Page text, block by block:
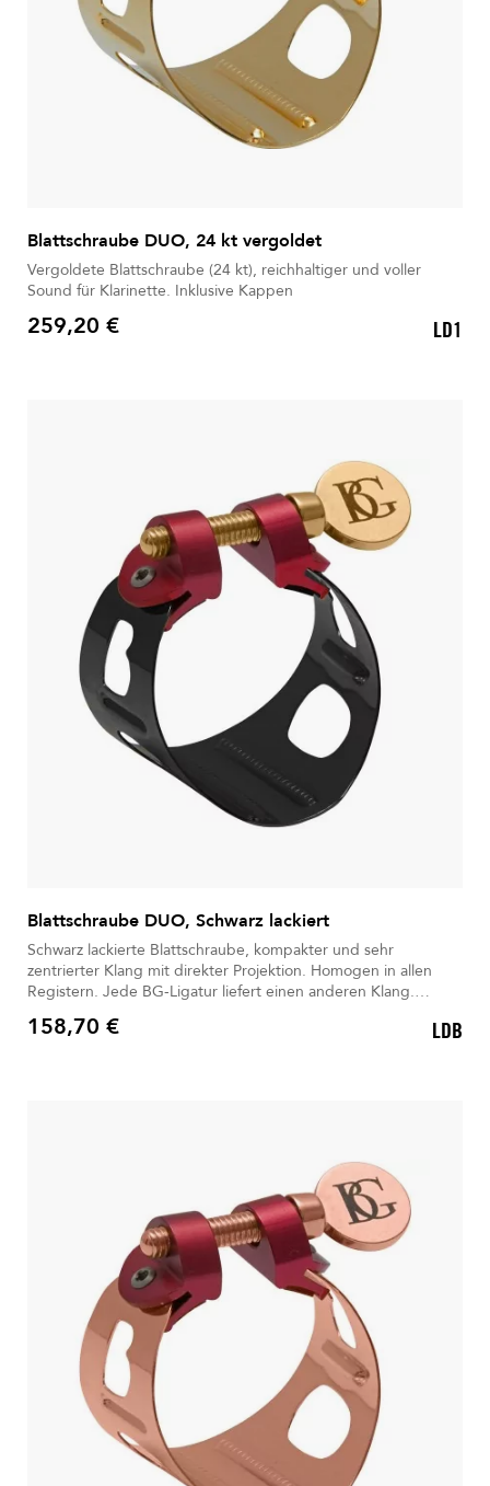
Blattschraube DUO, 24 kt vergoldet
Vergoldete Blattschraube (24 kt), reichhaltiger und voller
Sound für Klarinette. Inklusive Kappen
Preis
259,20 € LD1
Blattschraube DUO, Schwarz lackiert
Schwarz lackierte Blattschraube, kompakter und sehr
zentrierter Klang mit direkter Projektion. Homogen in allen
Registern. Jede BG-Ligatur liefert einen anderen Klang.
Preis
158,70 € LDB